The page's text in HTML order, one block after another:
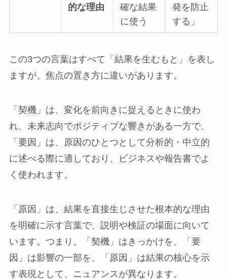
的な理由
確な結果
に使う
発を防止
する」
この3つの言葉はすべて「結果を生むもと」を表し
ますが、焦点の置き方に違いがあります。
「契機」は、変化を前向きに捉えるときに使わ
れ、未来志向でポジティブな響きがある一方で、
「要因」は、原因のひとつとして分析的・中立的
に述べる際に適しており、ビジネスや報告書でよ
く使われます。
「原因」は、結果を直接生じさせた根本的な理由
を明確に示す言葉で、説明や検証の場面に向いて
います。つまり、「契機」はきっかけを、「要
因」は影響の一部を、「原因」は結果の核心を示
す表現として、ニュアンスが異なります。